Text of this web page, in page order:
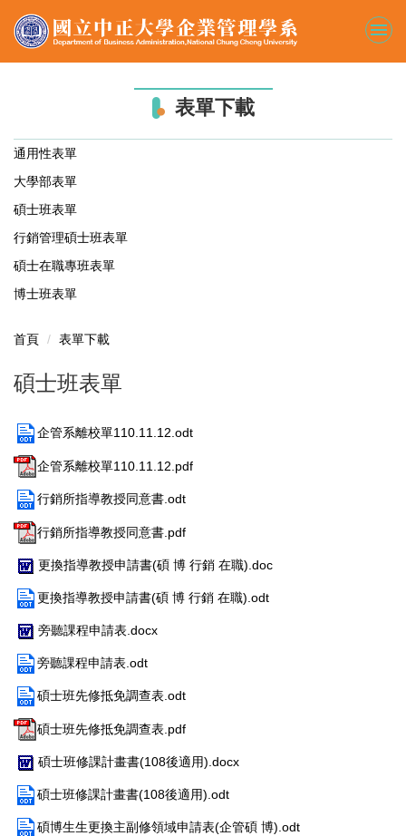
到
表單下載
通用性表單
大學部表單
碩士班表單
行銷管理碩士班表單
碩士在職專班表單
博士班表單
首頁 表單下載
碩士班表單
企管系離校單110.11.12.odt
企管系離校單110.11.12.pdf
行銷所指導教授同意書.odt
行銷所指導教授同意書.pdf
更換指導教授申請書(碩 博 行銷 在職).doc
更換指導教授申請書(碩 博 行銷 在職).odt
旁聽課程申請表.docx
旁聽課程申請表.odt
碩士班先修抵免調查表.odt
碩士班先修抵免調查表.pdf
碩士班修課計畫書(108後適用).docx
碩士班修課計畫書(108後適用).odt
碩博生生更換主副修領域申請表(企管碩 博).odt